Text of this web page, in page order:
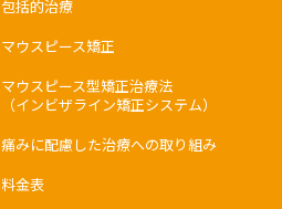
包括的治療
マウスピース矯正
マウスピース型矯正治療法
（インビザライン矯正システム）
痛みに配慮した治療への取り組み
料金表